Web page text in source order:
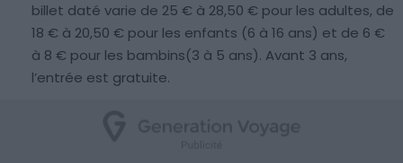
billet daté varie de 25 € à 28,50 € pour les adultes, de
18 € à 20,50 € pour les enfants (6 à 16 ans) et de 6 €
à 8 € pour les bambins(3 à 5 ans). Avant 3 ans,
l’entrée est gratuite.